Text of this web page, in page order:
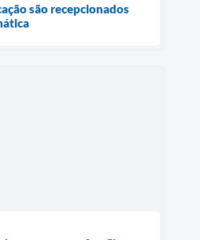
são recepcionados